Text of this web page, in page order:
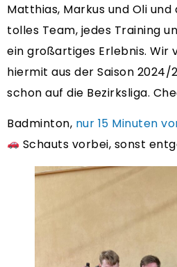
Matthias, Markus und Oli und
tolles Team, jedes Training
ein großartiges Erlebnis. Wir
hiermit aus der Saison 2024/
schon auf die Bezirksliga.
Badminton, nur 15 Minuten
Schauts vorbei, sonst